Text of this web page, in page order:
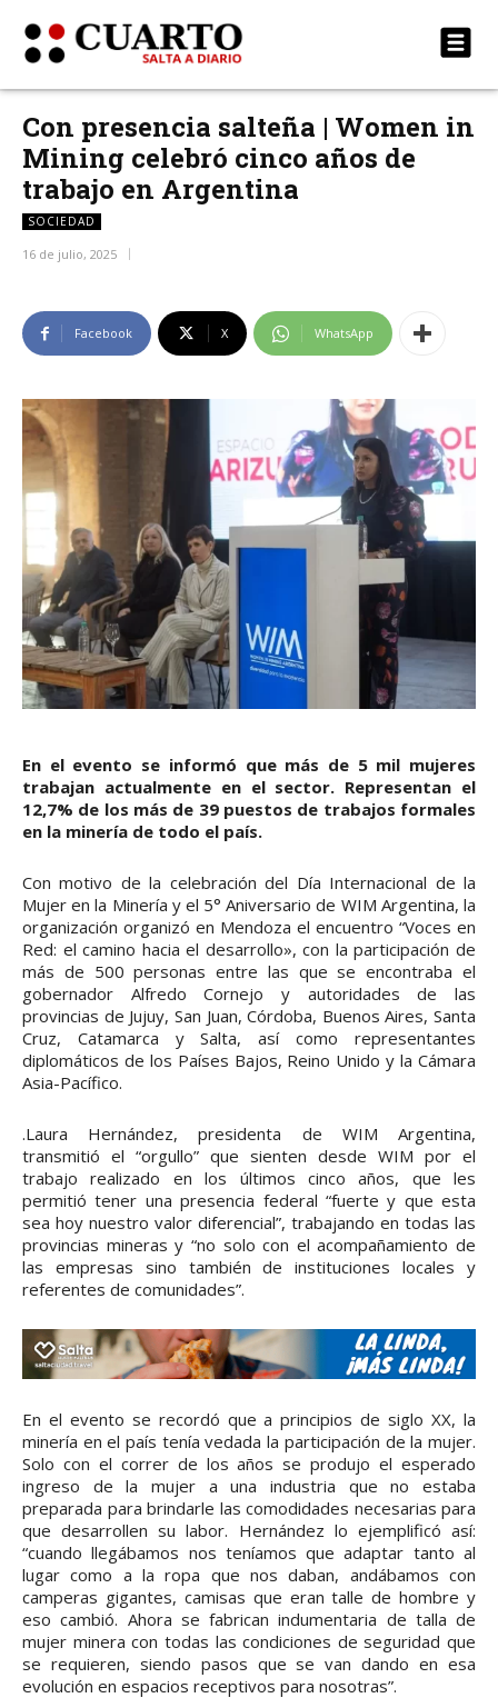
Con presencia salteña | Women in
Mining celebró cinco años de
trabajo en Argentina
SOCIEDAD
16 de julio, 2025
Facebook X WhatsApp
En el evento se informó que más de 5 mil mujeres
trabajan actualmente en el sector. Representan el
12,7% de los más de 39 puestos de trabajos formales
en la minería de todo el país.
Con motivo de la celebración del Día Internacional de la
Mujer en la Minería y el 5° Aniversario de WIM Argentina, la
organización organizó en Mendoza el encuentro “Voces en
Red: el camino hacia el desarrollo», con la participación de
más de 500 personas entre las que se encontraba el
gobernador Alfredo Cornejo y autoridades de las
provincias de Jujuy, San Juan, Córdoba, Buenos Aires, Santa
Cruz, Catamarca y Salta, así como representantes
diplomáticos de los Países Bajos, Reino Unido y la Cámara
Asia-Pacífico.
.Laura Hernández, presidenta de WIM Argentina,
transmitió el “orgullo” que sienten desde WIM por el
trabajo realizado en los últimos cinco años, que les
permitió tener una presencia federal “fuerte y que esta
sea hoy nuestro valor diferencial”, trabajando en todas las
provincias mineras y “no solo con el acompañamiento de
las empresas sino también de instituciones locales y
referentes de comunidades”.
En el evento se recordó que a principios de siglo XX, la
minería en el país tenía vedada la participación de la mujer.
Solo con el correr de los años se produjo el esperado
ingreso de la mujer a una industria que no estaba
preparada para brindarle las comodidades necesarias para
que desarrollen su labor. Hernández lo ejemplificó así:
“cuando llegábamos nos teníamos que adaptar tanto al
lugar como a la ropa que nos daban, andábamos con
camperas gigantes, camisas que eran talle de hombre y
eso cambió. Ahora se fabrican indumentaria de talla de
mujer minera con todas las condiciones de seguridad que
se requieren, siendo pasos que se van dando en esa
evolución en espacios receptivos para nosotras”.